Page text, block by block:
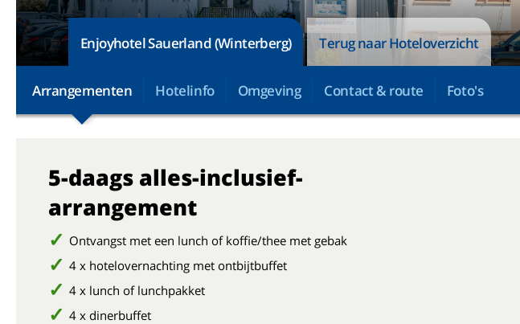
Enjoyhotel Sauerland (Winterberg) Terug naar Hoteloverzicht
Arrangementen Hotelinfo Omgeving Contact & route Foto's
5-daags alles-inclusief-
arrangement
Ontvangst met een lunch of koffie/thee met gebak
4 x hotelovernachting met ontbijtbuffet
4 x lunch of lunchpakket
4 x dinerbuffet